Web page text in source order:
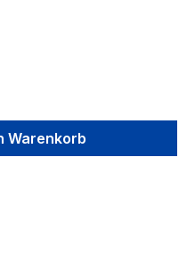
Wert
Warenkorb